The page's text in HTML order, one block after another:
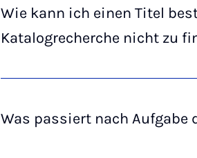
Wie kann ich einen Titel
Katalogrecherche nicht zu
Was passiert nach Aufgabe